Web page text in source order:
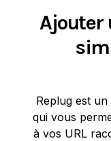
Ajouter
Replug est
qui vous
à vos URL